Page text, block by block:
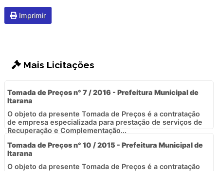
Imprimir
Mais Licitações
Tomada de Preços n° 7 / 2016 - Prefeitura Municipal de
Itarana
O objeto da presente Tomada de Preços é a contratação
de empresa especializada para prestação de serviços de
Recuperação e Complementação...
Tomada de Preços n° 10 / 2015 - Prefeitura Municipal de
Itarana
O objeto da presente Tomada de Preços é a contratação